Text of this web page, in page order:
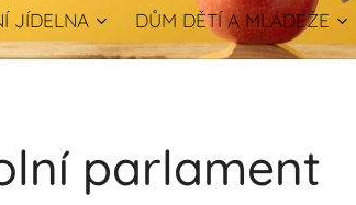
JÍDELNA DŮM DĚTÍ A MLÁDEŽE
parlament